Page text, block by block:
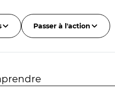
Passer à l'action